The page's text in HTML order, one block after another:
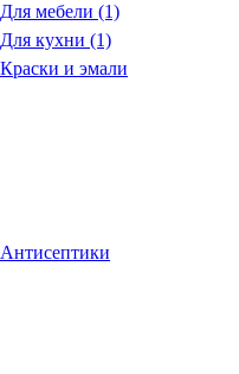
Для мебели (1)
Для кухни (1)
Краски и эмали
Антисептики